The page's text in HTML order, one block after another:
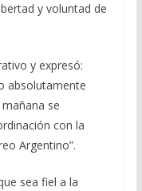
y voluntad de
y expresó:
absolutamente
se
con la
Argentino”.
sea fiel a la